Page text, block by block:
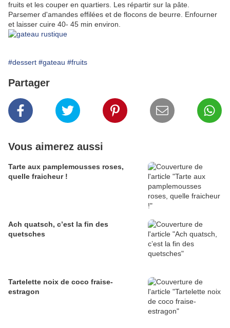
fruits et les couper en quartiers. Les répartir sur la pâte.
Parsemer d'amandes effilées et de flocons de beurre. Enfourner
et laisser cuire 40- 45 min environ.
#dessert #gateau #fruits
Partager
Vous aimerez aussi
Tarte aux pamplemousses roses,
quelle fraicheur !
Ach quatsch, c’est la fin des
quetsches
Tartelette noix de coco fraise-
estragon